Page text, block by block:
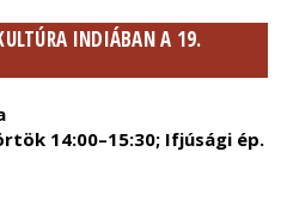
INDIÁBAN A 19.
14:00–15:30; Ifjúsági ép.